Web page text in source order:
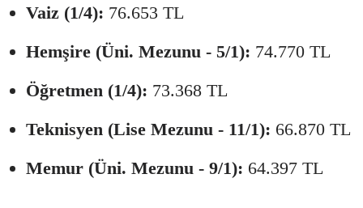
Vaiz (1/4): 76.653 TL
Hemşire (Üni. Mezunu - 5/1): 74.770 TL
Öğretmen (1/4): 73.368 TL
Teknisyen (Lise Mezunu - 11/1): 66.870 TL
Memur (Üni. Mezunu - 9/1): 64.397 TL